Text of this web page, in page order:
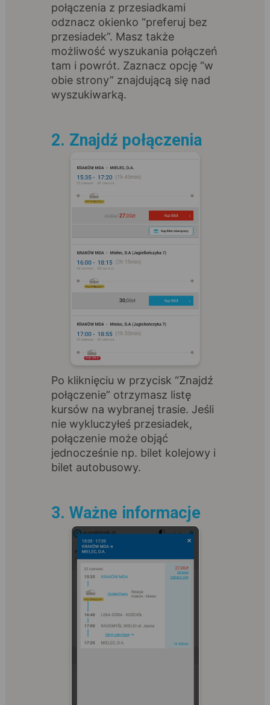
połączenia z przesiadkami
odznacz okienko “preferuj bez
przesiadek”. Masz także
możliwość wyszukania połączeń
tam i powrót. Zaznacz opcję “w
obie strony” znajdującą się nad
wyszukiwarką.
2. Znajdź połączenia
Po kliknięciu w przycisk “Znajdź
połączenie” otrzymasz listę
kursów na wybranej trasie. Jeśli
nie wykluczyłeś przesiadek,
połączenie może objąć
jednocześnie np. bilet kolejowy i
bilet autobusowy.
3. Ważne informacje